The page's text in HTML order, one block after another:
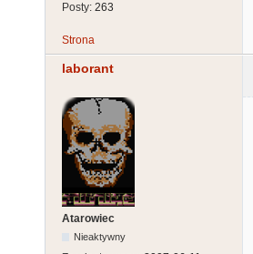
Posty: 263
Strona
laborant
Atarowiec
Nieaktywny